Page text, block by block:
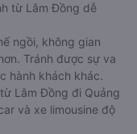
từ Lâm Đồng dễ
ngồi, không gian
Tránh được sự va
hành khách khác.
Lâm Đồng đi Quảng
và xe limousine độ